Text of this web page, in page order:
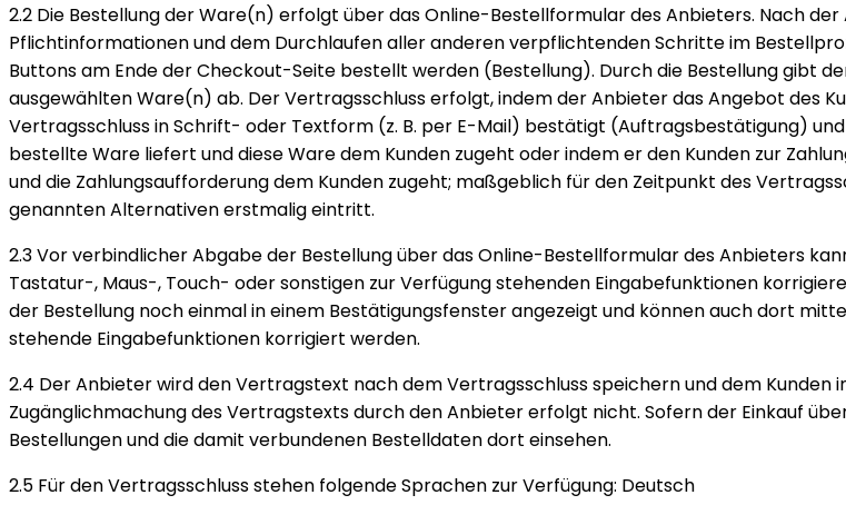
2.2 Die Bestellung der Ware(n) erfolgt über das Online-Bestellformular des Anbieters. Nach
Pflichtinformationen und dem Durchlaufen aller anderen verpflichtenden Schritte im
Buttons am Ende der Checkout-Seite bestellt werden (Bestellung). Durch die Bestellung gibt
ausgewählten Ware(n) ab. Der Vertragsschluss erfolgt, indem der Anbieter das Angebot des
Vertragsschluss in Schrift- oder Textform (z. B. per E-Mail) bestätigt (Auftragsbestätigung)
bestellte Ware liefert und diese Ware dem Kunden zugeht oder indem er den Kunden zur
und die Zahlungsaufforderung dem Kunden zugeht; maßgeblich für den Zeitpunkt des
genannten Alternativen erstmalig eintritt.
2.3 Vor verbindlicher Abgabe der Bestellung über das Online-Bestellformular des Anbieters
Tastatur-, Maus-, Touch- oder sonstigen zur Verfügung stehenden Eingabefunktionen
der Bestellung noch einmal in einem Bestätigungsfenster angezeigt und können auch dort
stehende Eingabefunktionen korrigiert werden.
2.4 Der Anbieter wird den Vertragstext nach dem Vertragsschluss speichern und dem
Zugänglichmachung des Vertragstexts durch den Anbieter erfolgt nicht. Sofern der Einkauf
Bestellungen und die damit verbundenen Bestelldaten dort einsehen.
2.5 Für den Vertragsschluss stehen folgende Sprachen zur Verfügung: Deutsch